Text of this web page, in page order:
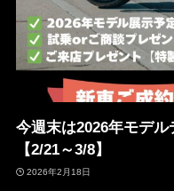
今週末は2026年モデル
【2/21～3/8】
2026年2月18日